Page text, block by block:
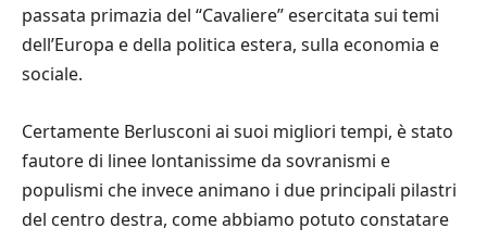
passata primazia del “Cavaliere” esercitata sui temi
dell’Europa e della politica estera, sulla economia e
sociale.
Certamente Berlusconi ai suoi migliori tempi, èstato
fautore di linee lontanissime da sovranismi e
populismi che invece animano i due principali pilastri
del centro destra, come abbiamo potuto constatare